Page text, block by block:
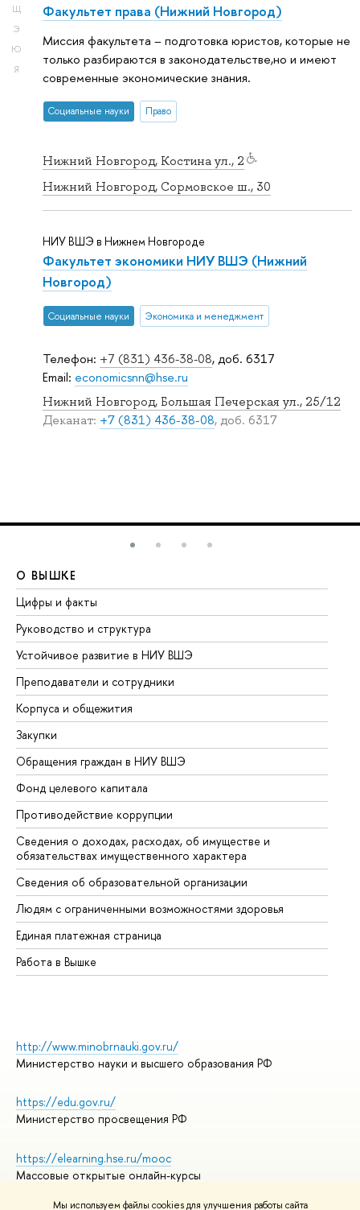
Мы используем файлы cookies для улучшения работы сайта
Щ
Э
Ю
Я
Нижний Новгород, Костина ул., 2
Нижний Новгород, Сормовское ш., 30
Факультет права (Нижний Новгород)
Миссия факультета – подготовка юристов, которые не
только разбираются в законодательстве,но и имеют
современные экономические знания.
Социальные науки Право
Телефон: +7 (831) 436-38-08, доб. 6317
Email: economicsnn@hse.ru
Нижний Новгород, Большая Печерская ул., 25/12
Деканат: +7 (831) 436-38-08, доб. 6317
НИУ ВШЭ в Нижнем Новгороде
Факультет экономики НИУ ВШЭ (Нижний
Новгород)
Социальные науки Экономика и менеджмент
О ВЫШКЕ
Цифры и факты
Руководство и структура
Устойчивое развитие в НИУ ВШЭ
Преподаватели и сотрудники
Корпуса и общежития
Закупки
Обращения граждан в НИУ ВШЭ
Фонд целевого капитала
Противодействие коррупции
Сведения о доходах, расходах, об имуществе и
обязательствах имущественного характера
Сведения об образовательной организации
Людям с ограниченными возможностями здоровья
Единая платежная страница
Работа в Вышке
http://www.minobrnauki.gov.ru/
Министерство науки и высшего образования РФ
https://edu.gov.ru/
Министерство просвещения РФ
https://elearning.hse.ru/mooc
Массовые открытые онлайн-курсы